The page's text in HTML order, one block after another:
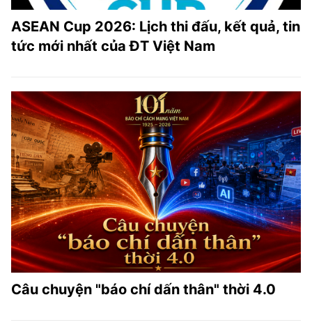
ASEAN Cup 2026: Lịch thi đấu, kết quả, tin
tức mới nhất của ĐT Việt Nam
Câu chuyện "báo chí dấn thân" thời 4.0